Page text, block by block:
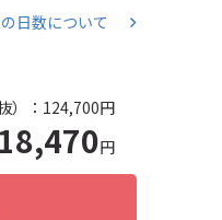
日数について
）： 124,700円
円